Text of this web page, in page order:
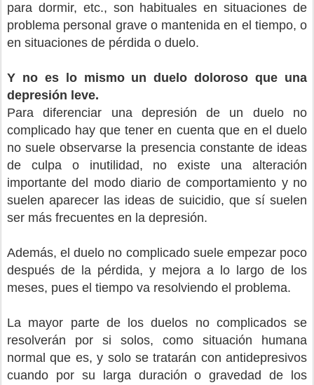
para dormir, etc., son habituales en situaciones de
problema personal grave o mantenida en el tiempo, o
en situaciones de pérdida o duelo.
Y no es lo mismo un duelo doloroso que una
depresión leve.
Para diferenciar una depresión de un duelo no
complicado hay que tener en cuenta que en el duelo
no suele observarse la presencia constante de ideas
de culpa o inutilidad, no existe una alteración
importante del modo diario de comportamiento y no
suelen aparecer las ideas de suicidio, que sí suelen
ser más frecuentes en la depresión.
Además, el duelo no complicado suele empezar poco
después de la pérdida, y mejora a lo largo de los
meses, pues el tiempo va resolviendo el problema.
La mayor parte de los duelos no complicados se
resolverán por si solos, como situación humana
normal que es, y solo se tratarán con antidepresivos
cuando por su larga duración o gravedad de los